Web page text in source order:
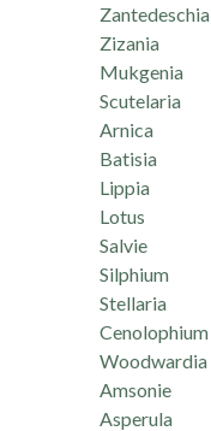
Zantedeschia
Zizania
Mukgenia
Scutelaria
Arnica
Batisia
Lippia
Lotus
Salvie
Silphium
Stellaria
Cenolophium
Woodwardia
Amsonie
Asperula